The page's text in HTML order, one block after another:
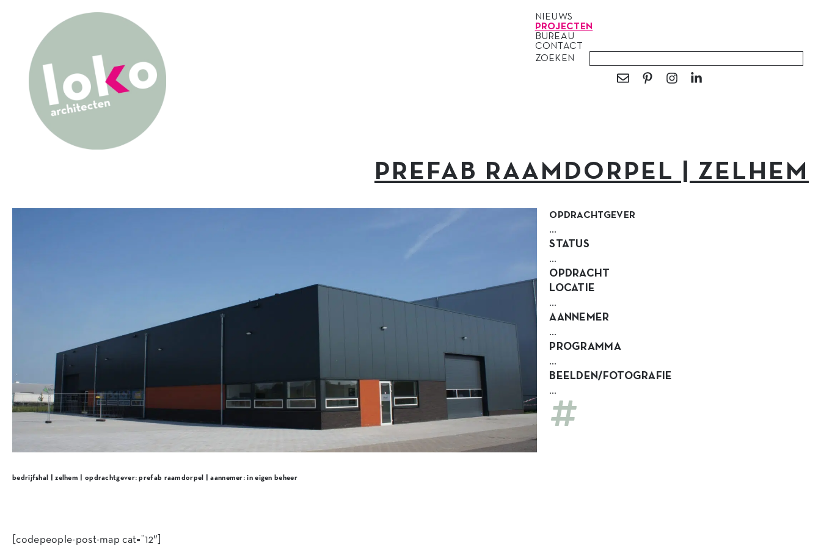
NIEUWS
PROJECTEN
BUREAU
CONTACT
ZOEKEN
PREFAB RAAMDORPEL | ZELHEM
bedrijfshal | zelhem | opdrachtgever: prefab raamdorpel | aannemer: in eigen beheer
[codepeople-post-map cat=”12″]
OPDRACHTGEVER
…
STATUS
…
OPDRACHT
LOCATIE
…
AANNEMER
…
PROGRAMMA
…
BEELDEN/FOTOGRAFIE
…